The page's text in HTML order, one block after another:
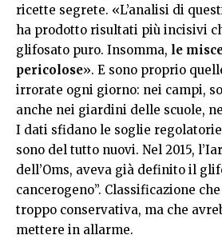
ricette segrete. «L’analisi di
ha prodotto risultati più incisivi
glifosato puro. Insomma, le
pericolose». E sono proprio
irrorate ogni giorno: nei campi,
anche nei giardini delle scuole,
I dati sfidano le soglie
sono del tutto nuovi. Nel 2015,
dell’Oms, aveva già definito il
cancerogeno”. Classificazione
troppo conservativa, ma che
mettere in allarme.